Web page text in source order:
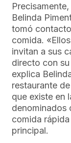
Belinda
tomó
comida.
invitan a sus
directo con
explica
restaurante
que existe en
denominados
comida
principal.